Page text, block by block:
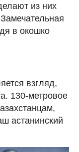
из них
в окошко
взгляд,
130-метровое
астанинский